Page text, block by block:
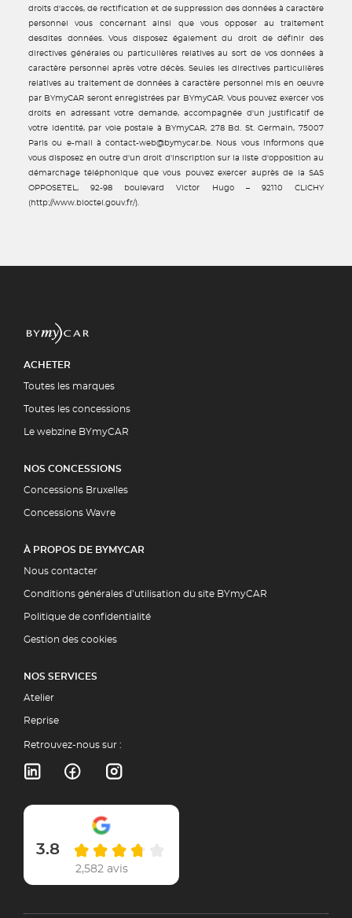
droits d'accès, de rectification et de suppression des données à caractère
personnel vous concernant ainsi que vous opposer au traitement
desdites données. Vous disposez également du droit de définir des
directives générales ou particulières relatives au sort de vos données à
caractère personnel après votre décès. Seules les directives particulières
relatives au traitement de données à caractère personnel mis en oeuvre
par BYmyCAR seront enregistrées par BYmyCAR. Vous pouvez exercer vos
droits en adressant votre demande, accompagnée d'un justificatif de
votre identité, par voie postale à BYmyCAR, 278 Bd. St. Germain, 75007
Paris ou e-mail à contact-web@bymycar.be. Nous vous informons que
vous disposez en outre d'un droit d'inscription sur la liste d'opposition au
démarchage téléphonique que vous pouvez exercer auprès de la SAS
OPPOSETEL, 92-98 boulevard Victor Hugo – 92110 CLICHY
(http://www.bloctel.gouv.fr/).
ACHETER
Toutes les marques
Toutes les concessions
Le webzine BYmyCAR
NOS CONCESSIONS
Concessions Bruxelles
Concessions Wavre
À PROPOS DE BYMYCAR
Nous contacter
Conditions générales d’utilisation du site BYmyCAR
Politique de confidentialité
Gestion des cookies
NOS SERVICES
Atelier
Reprise
Retrouvez-nous sur :
3.8
2,582 avis